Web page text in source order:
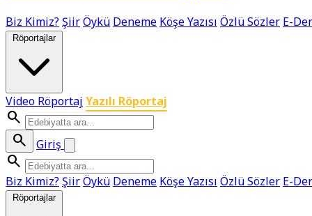
Biz Kimiz? ŞiirÖykü Deneme Köşe Yazısı Özlü Sözler E-
Röportajlar
Video Röportaj Yazılı Röportaj
search
search
Giriş
search
Biz Kimiz? ŞiirÖykü Deneme Köşe Yazısı Özlü Sözler E-
Röportajlar